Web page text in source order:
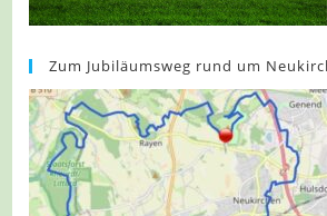
Zum Jubiläumsweg rund um